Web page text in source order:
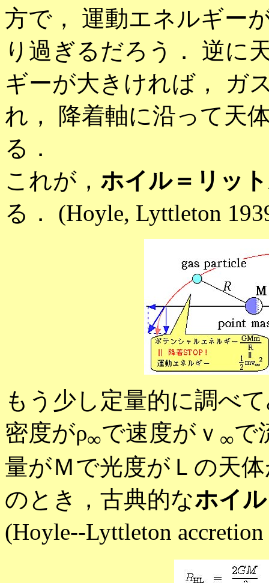
方で， 運動エネルギー
り過ぎるだろう． 逆に
ギーが大きければ， ガ
れ， 降着軸に沿って天
る．
これが， ホイル＝リッ
る． (Hoyle, Lyttleton
もう少し定量的に調べ
密度がρ∞で速度がｖ ∞で
量がＭで光度がＬの天
のとき，古典的なホイ
(Hoyle--Lyttleton